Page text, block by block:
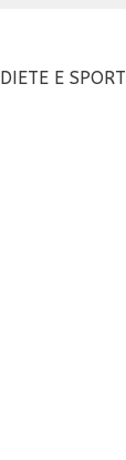
DIETE E SPORT